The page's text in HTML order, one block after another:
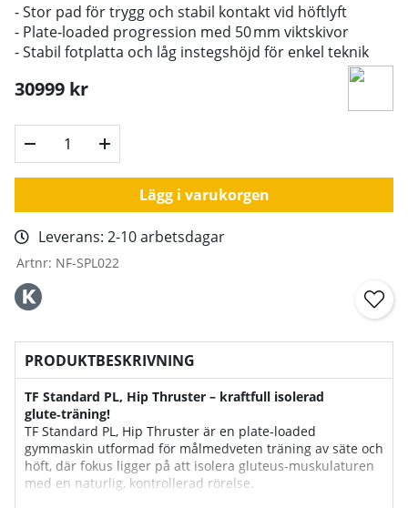
- Stor pad för trygg och stabil kontakt vid höftlyft
- Plate‑loaded progression med 50 mm viktskivor
- Stabil fotplatta och låg instegshöjd för enkel teknik
30999 kr
Lägg i varukorgen
Leverans: 2-10 arbetsdagar
Artnr: NF-SPL022
PRODUKTBESKRIVNING
TF Standard PL, Hip Thruster – kraftfull isolerad
glute‑träning!
TF Standard PL, Hip Thruster är en plate‑loaded
gymmaskin utformad för målmedveten träning av säte och
höft, där fokus ligger på att isolera gluteus‑muskulaturen
med en naturlig, kontrollerad rörelse.